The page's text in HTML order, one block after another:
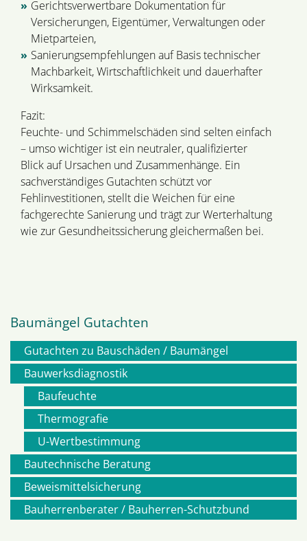
Gerichtsverwertbare Dokumentation für
Versicherungen, Eigentümer, Verwaltungen oder
Mietparteien,
Sanierungsempfehlungen auf Basis technischer
Machbarkeit, Wirtschaftlichkeit und dauerhafter
Wirksamkeit.
Fazit:
Feuchte- und Schimmelschäden sind selten einfach
– umso wichtiger ist ein neutraler, qualifizierter
Blick auf Ursachen und Zusammenhänge. Ein
sachverständiges Gutachten schützt vor
Fehlinvestitionen, stellt die Weichen für eine
fachgerechte Sanierung und trägt zur Werterhaltung
wie zur Gesundheitssicherung gleichermaßen bei.
Baumängel Gutachten
Navigation
überspringen
Gutachten zu Bauschäden / Baumängel
Bauwerksdiagnostik
Baufeuchte
Thermografie
U-Wertbestimmung
Bautechnische Beratung
Beweismittelsicherung
Bauherrenberater / Bauherren-Schutzbund